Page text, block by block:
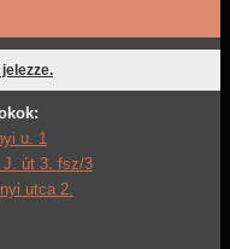
u. 1
J. út 3. fsz/3
utca 2.